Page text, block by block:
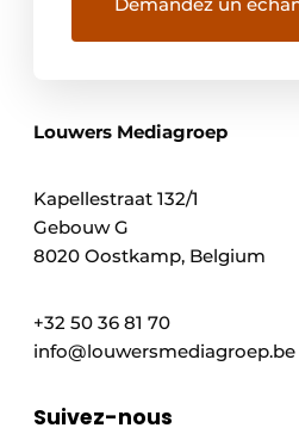
Louwers Mediagroep
Kapellestraat 132/1
Gebouw G
8020 Oostkamp, ​​Belgium
+32 50 36 81 70
info@louwersmediagroep.be
Suivez-nous